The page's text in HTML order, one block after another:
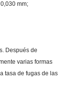
mm;
Después de
varias formas
tasa de fugas de las